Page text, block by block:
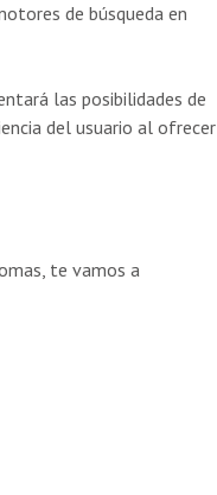
de búsqueda en
las posibilidades de
del usuario al ofrecer
te vamos a